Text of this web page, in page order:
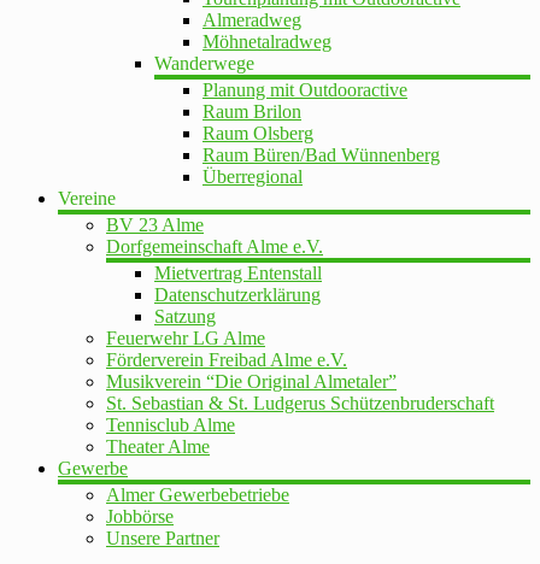
Almeradweg
Möhnetalradweg
Wanderwege
Planung mit Outdooractive
Raum Brilon
Raum Olsberg
Raum Büren/Bad Wünnenberg
Überregional
Vereine
BV 23 Alme
Dorfgemeinschaft Alme e.V.
Mietvertrag Entenstall
Datenschutzerklärung
Satzung
Feuerwehr LG Alme
Förderverein Freibad Alme e.V.
Musikverein “Die Original Almetaler”
St. Sebastian & St. Ludgerus Schützenbruderschaft
Tennisclub Alme
Theater Alme
Gewerbe
Almer Gewerbebetriebe
Jobbörse
Unsere Partner